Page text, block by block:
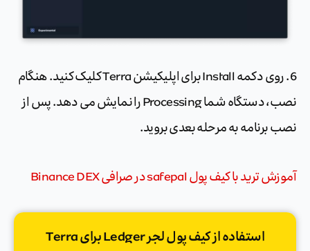
6. روی دکمه Install برای اپلیکیشن Terra کلیک کنید. هنگام
نصب، دستگاه شما Processing را نمایش می دهد. پس از
نصب برنامه به مرحله بعدی بروید.
آموزش ترید با کیف پول safepal در صرافی Binance DEX
استفاده از کیف پول لجر Ledger برای Terra